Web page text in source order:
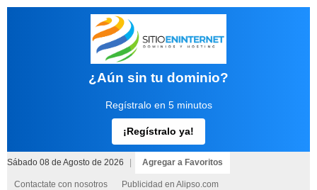
¿Aún sin tu dominio?
Regístralo en 5 minutos
¡Regístralo ya!
Sábado 08 de Agosto de 2026 Agregar a Favoritos
Contactate con nosotros Publicidad en Alipso.com